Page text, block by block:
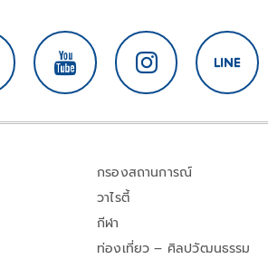
กรองสถานการณ์
วาไรตี้
กีฬา
ท่องเที่ยว – ศิลปวัฒนธรรม